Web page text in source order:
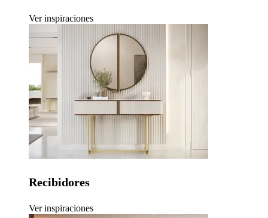
Ver inspiraciones
Recibidores
Ver inspiraciones